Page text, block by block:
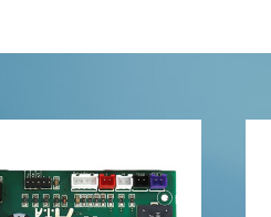
Nedsenking Gull Finish Kobber